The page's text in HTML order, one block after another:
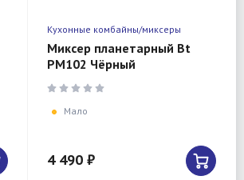
Кухонные комбайны/миксеры
Миксер планетарный Bt
PM102 Чёрный
Мало
4 490 ₽